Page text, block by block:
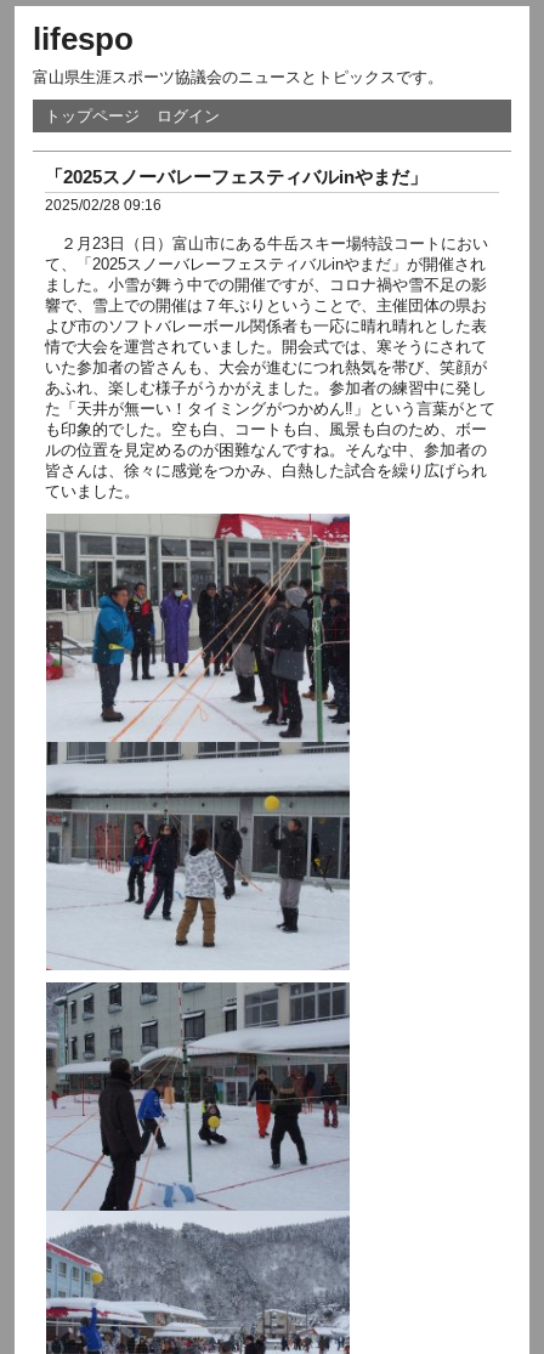
lifespo
富山県生涯スポーツ協議会のニュースとトピックスです。
トップページ ログイン
「2025スノーバレーフェスティバルinやまだ」
2025/02/28 09:16
２月23日（日）富山市にある牛岳スキー場特設コートにおい
て、「2025スノーバレーフェスティバルinやまだ」が開催され
ました。小雪が舞う中での開催ですが、コロナ禍や雪不足の影
響で、雪上での開催は７年ぶりということで、主催団体の県お
よび市のソフトバレーボール関係者も一応に晴れ晴れとした表
情で大会を運営されていました。開会式では、寒そうにされて
いた参加者の皆さんも、大会が進むにつれ熱気を帯び、笑顔が
あふれ、楽しむ様子がうかがえました。参加者の練習中に発し
た「天井が無ーい！タイミングがつかめん‼」という言葉がとて
も印象的でした。空も白、コートも白、風景も白のため、ボー
ルの位置を見定めるのが困難なんですね。そんな中、参加者の
皆さんは、徐々に感覚をつかみ、白熱した試合を繰り広げられ
ていました。